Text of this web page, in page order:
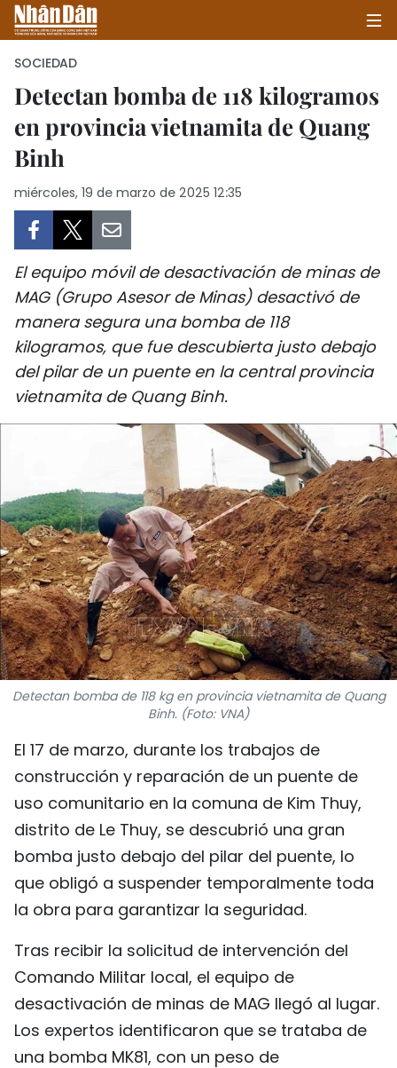
INICIO
SALUD - MEDIO AMBIENTE
CULTURA - ENTRETENIMIENTO
INTERNACIONAL
DEPORTES
VIAJES
PUENTE DE AMISTAD
HISTORIAS MULTIMEDIA
FOTOGRAFÍA
¿QUIÉNES SOMOS?
TIẾNG VIỆT
中文
РУССКИЙ
SOCIEDAD
Detectan bomba de 118 kilogramos
en provincia vietnamita de Quang
Binh
miércoles, 19 de marzo de 2025 12:35
El equipo móvil de desactivación de minas de
MAG (Grupo Asesor de Minas) desactivó de
manera segura una bomba de 118
kilogramos, que fue descubierta justo debajo
del pilar de un puente en la central provincia
vietnamita de Quang Binh.
Detectan bomba de 118 kg en provincia vietnamita de Quang
Binh. (Foto: VNA)
El 17 de marzo, durante los trabajos de
construcción y reparación de un puente de
uso comunitario en la comuna de Kim Thuy,
distrito de Le Thuy, se descubrió una gran
bomba justo debajo del pilar del puente, lo
que obligó a suspender temporalmente toda
la obra para garantizar la seguridad.
Tras recibir la solicitud de intervención del
Comando Militar local, el equipo de
desactivación de minas de MAG llegó al lugar.
Los expertos identificaron que se trataba de
una bomba MK81, con un peso de